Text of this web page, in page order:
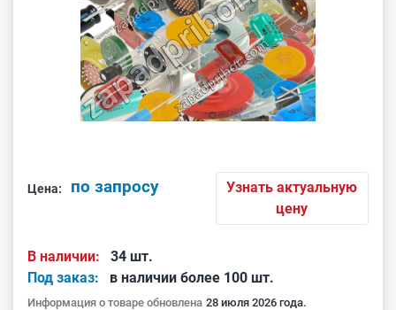
Цена: по запросу
Узнать актуальную
цену
В наличии:
34 шт.
Под заказ:
в наличии более 100 шт.
Информация о товаре обновлена 28 июля 2026 года.